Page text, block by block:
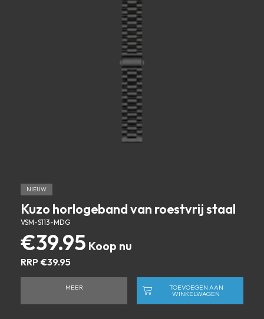
NIEUW
Kuzo horlogeband van roestvrij staal
VSM-S113-MDG
€39.95
RRP €39.95
MEER TOEVOEGEN AAN
WINKELWAGEN